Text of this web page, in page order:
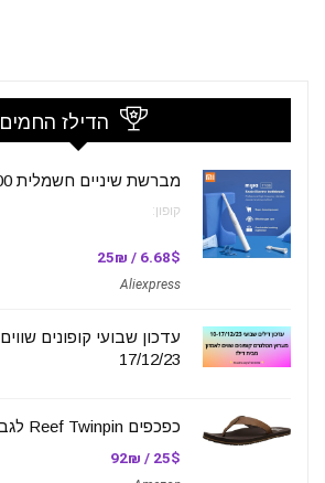
הדילז החמים
מברשת שיניים חשמלית Xiaomi Mijia T100
קופון:
6.68$ / 25₪
Aliexpress
17/12/23
כפכפים Reef Twinpin לגברים
25$ / 92₪